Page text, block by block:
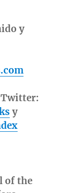
y
Twitter:
y
of the